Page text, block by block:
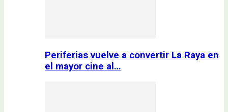
Periferias vuelve a convertir La Raya en
el mayor cine al…